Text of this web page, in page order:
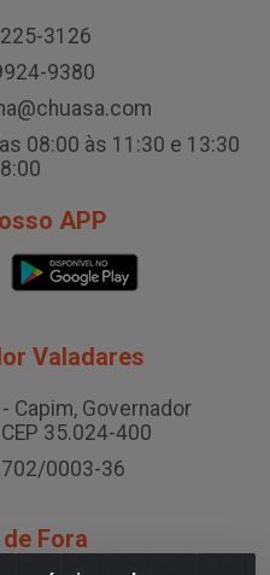
3126
9380
08:00 às 11:30 e 13:30
APP
Valadares
Capim, Governador
35.024-400
0003-36
Fora